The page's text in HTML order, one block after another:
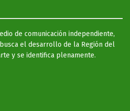
de comunicación independiente,
el desarrollo de la Región del
y se identifica plenamente.